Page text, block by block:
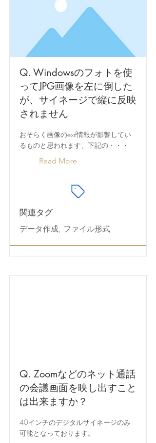
Q. Windowsのフォトを使
ってJPG画像を左に倒した
が、サイネージで縦に反映
されません
おそらく画像のexif情報が影響してい
るものと思われます、下記の・・・
Read More
関連タグ
データ作成, ファイル形式
Q. Zoomなどのネット通話
の会議画面を映し出すこと
は出来ますか？
40インチのデジタルサイネージのみ
可能となっております。